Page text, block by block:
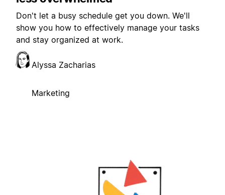
Don't let a busy schedule get you down. We'll
show you how to effectively manage your tasks
and stay organized at work.
Alyssa Zacharias
Marketing